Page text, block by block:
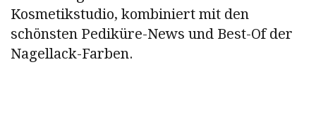
Kosmetikstudio, kombiniert mit den
schönsten Pediküre-News und Best-Of der
Nagellack-Farben.